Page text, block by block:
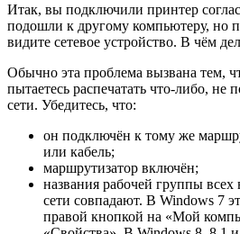
Итак, вы подключили принтер
подошли к другому компьютеру, но
видите сетевое устройство. В чём
Обычно эта проблема вызвана тем,
пытаетесь распечатать что-либо, не
сети. Убедитесь, что:
он подключён к тому же
или кабель;
маршрутизатор включён;
названия рабочей группы
сети совпадают. В Windows 7
правой кнопкой на «Мой